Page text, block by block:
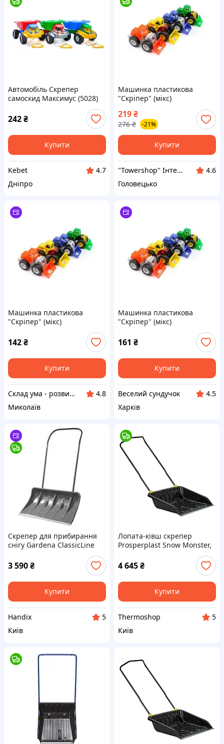
Автомобіль Скрепер
самоскид Максимус (5028)
242₴
Купити
Kebet
4.7
Дніпро
Машинка пластикова
"Скріпер" (мікс)
219₴
276 ₴ -21%
Купити
"Towershop" Інтернет-магазин
4.6
Головецько
Машинка пластикова
"Скріпер" (мікс)
142₴
Купити
Склад ума - розвиваючі ігри та іграшки, книжки
4.8
Миколаїв
Машинка пластикова
"Скріпер" (мікс)
161 ₴
Купити
Веселий сундучок
4.5
Харків
Скрепер для прибирання
снігу Gardena ClassicLine
(80 см) швидке очищення
великих територій без
зусиль
3 590₴
Купити
Handix
5
Київ
Лопата-ківш скрепер
Prosperplast Snow Monster,
74,5х135 см, ковш пластик,
ручка метал
4 645₴
Купити
Thermoshop
5
Київ